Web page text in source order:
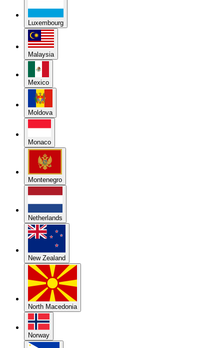
Luxembourg
Malaysia
Mexico
Moldova
Monaco
Montenegro
Netherlands
New Zealand
North Macedonia
Norway